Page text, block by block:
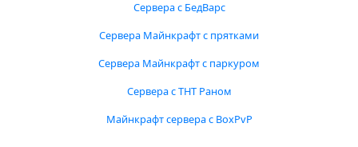
Сервера с БедВарс
Сервера Майнкрафт с прятками
Сервера Майнкрафт с паркуром
Сервера с ТНТ Раном
Майнкрафт сервера с BoxPvP